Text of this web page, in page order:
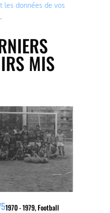
les données de vos
MIS
1970 - 1979,Football